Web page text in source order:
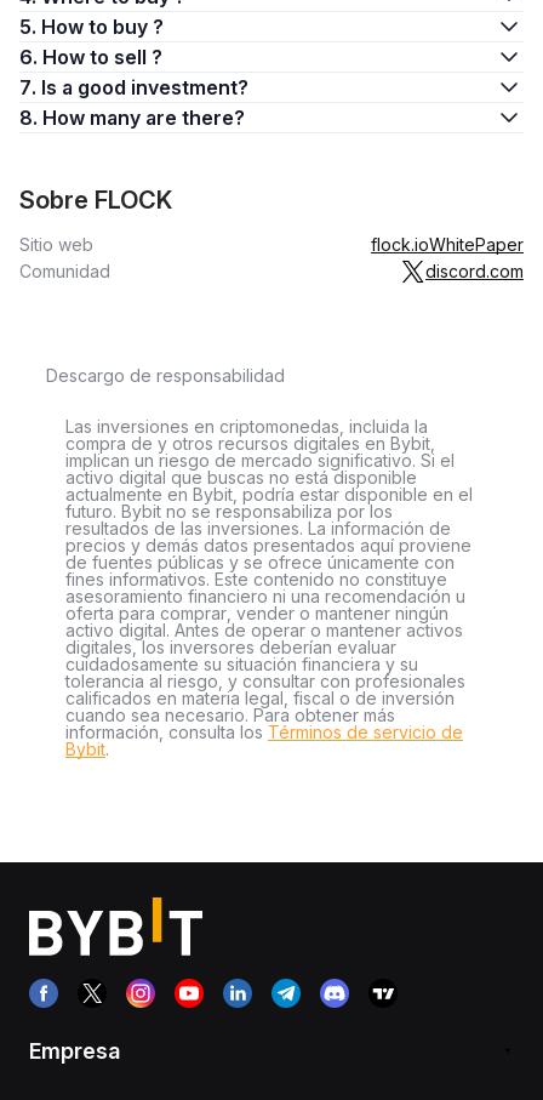
5. How to buy ?
6. How to sell ?
7. Is a good investment?
8. How many are there?
Sobre FLOCK
Sitio web flock.ioWhitePaper
Comunidad
discord.com
Descargo de responsabilidad
Las inversiones en criptomonedas, incluida la
compra de y otros recursos digitales en Bybit,
implican un riesgo de mercado significativo. Si el
activo digital que buscas no está disponible
actualmente en Bybit, podría estar disponible en el
futuro. Bybit no se responsabiliza por los
resultados de las inversiones. La información de
precios y demás datos presentados aquí proviene
de fuentes públicas y se ofrece únicamente con
fines informativos. Este contenido no constituye
asesoramiento financiero ni una recomendación u
oferta para comprar, vender o mantener ningún
activo digital. Antes de operar o mantener activos
digitales, los inversores deberían evaluar
cuidadosamente su situación financiera y su
tolerancia al riesgo, y consultar con profesionales
calificados en materia legal, fiscal o de inversión
cuando sea necesario. Para obtener más
información, consulta los Términos de servicio de
Bybit.
Empresa